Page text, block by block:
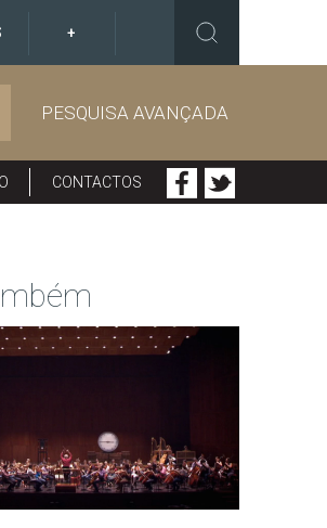
+
PESQUISA AVANÇADA
CONTACTOS